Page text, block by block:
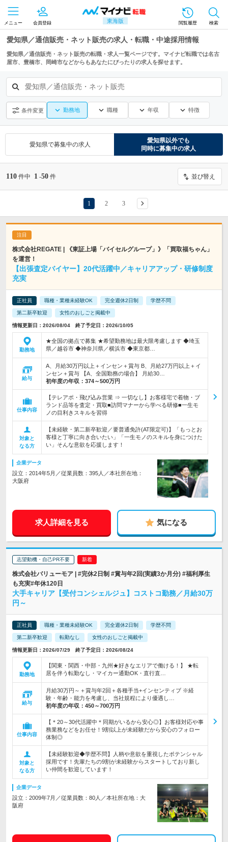
東海版
メニュー 会員登録 閲覧履歴 検索
愛知県／通信販売・ネット販売の求人・転職・中途採用情報
愛知県／通信販売・ネット販売の転職・求人一覧ページです。マイナビ転職では名古
屋市、豊橋市、岡崎市などからもあなたにぴったりの求人を探せます。
愛知県／通信販売・ネット販売
条件変更 勤務地 職種 年収 特徴
愛知県で募集中の求人
愛知県以外でも
同時に募集中の求人
110 件中 1 -50 件 並び替え
1 2 3
株式会社REGATE | 《東証上場「バイセルグループ」》「買取福ちゃん」
を運営！
【出張査定バイヤー】20代活躍中／キャリアアップ・研修制度
充実
正社員 職種・業種未経験OK 完全週休2日制 学歴不問
第二新卒歓迎 女性のおしごと掲載中
情報更新日：2026/08/04 終了予定日：2026/10/05
勤務地
★全国の拠点で募集 ★希望勤務地は最大限考慮します ◆埼玉
県／越谷市 ◆神奈川県／横浜市 ◆東京都…
給与
A、月給30万円以上＋インセン＋賞与 B、月給27万円以上＋イ
ンセン＋賞与 【A、全国勤務の場合】 月給30…
初年度の年収： 374～500万円
仕事内容
【テレアポ・飛び込み営業 ⇒ 一切なし】お客様宅で着物・ブ
ランド品等を査定・買取■訪問マナーから学べる研修■一生モ
ノの目利きスキルを習得
対象と
なる方
【未経験・第二新卒歓迎／要普通免許(AT限定可)】「もっとお
客様と丁寧に向き合いたい」「一生モノのスキルを身につけた
い」そんな意欲を応援します！
企業データ
設立：2014年5月／従業員数：395人／本社所在地：
大阪府
求人詳細を見る 気になる
志望動機・自己PR不要
株式会社バリューモア | #完休2日制 #賞与年2回(実績3か月分) #福利厚生
も充実#年休120日
大手キャリア【受付コンシェルジュ】コストコ勤務／月給30万
円～
正社員 職種・業種未経験OK 完全週休2日制 学歴不問
第二新卒歓迎 転勤なし 女性のおしごと掲載中
情報更新日：2026/07/29 終了予定日：2026/08/24
勤務地
【関東・関西・中部・九州★好きなエリアで働ける！】 ★転
居を伴う転勤なし・マイカー通勤OK・直行直…
給与
月給30万円～＋賞与年2回＋各種手当+インセンティブ ※経
験・年齢・能力を考慮し、当社規程により優遇し…
初年度の年収： 450～700万円
仕事内容
【＊20～30代活躍中＊同期がいるから安心◎】お客様対応や事
務業務などをお任せ！9割以上が未経験だから安心のフォロー
体制◎
対象と
なる方
【未経験歓迎◆学歴不問】人柄や意欲を重視したポテンシャル
採用です！先輩たちの9割が未経験からスタートしており新し
い仲間を歓迎しています！
企業データ
設立：2009年7月／従業員数：80人／本社所在地：大
阪府